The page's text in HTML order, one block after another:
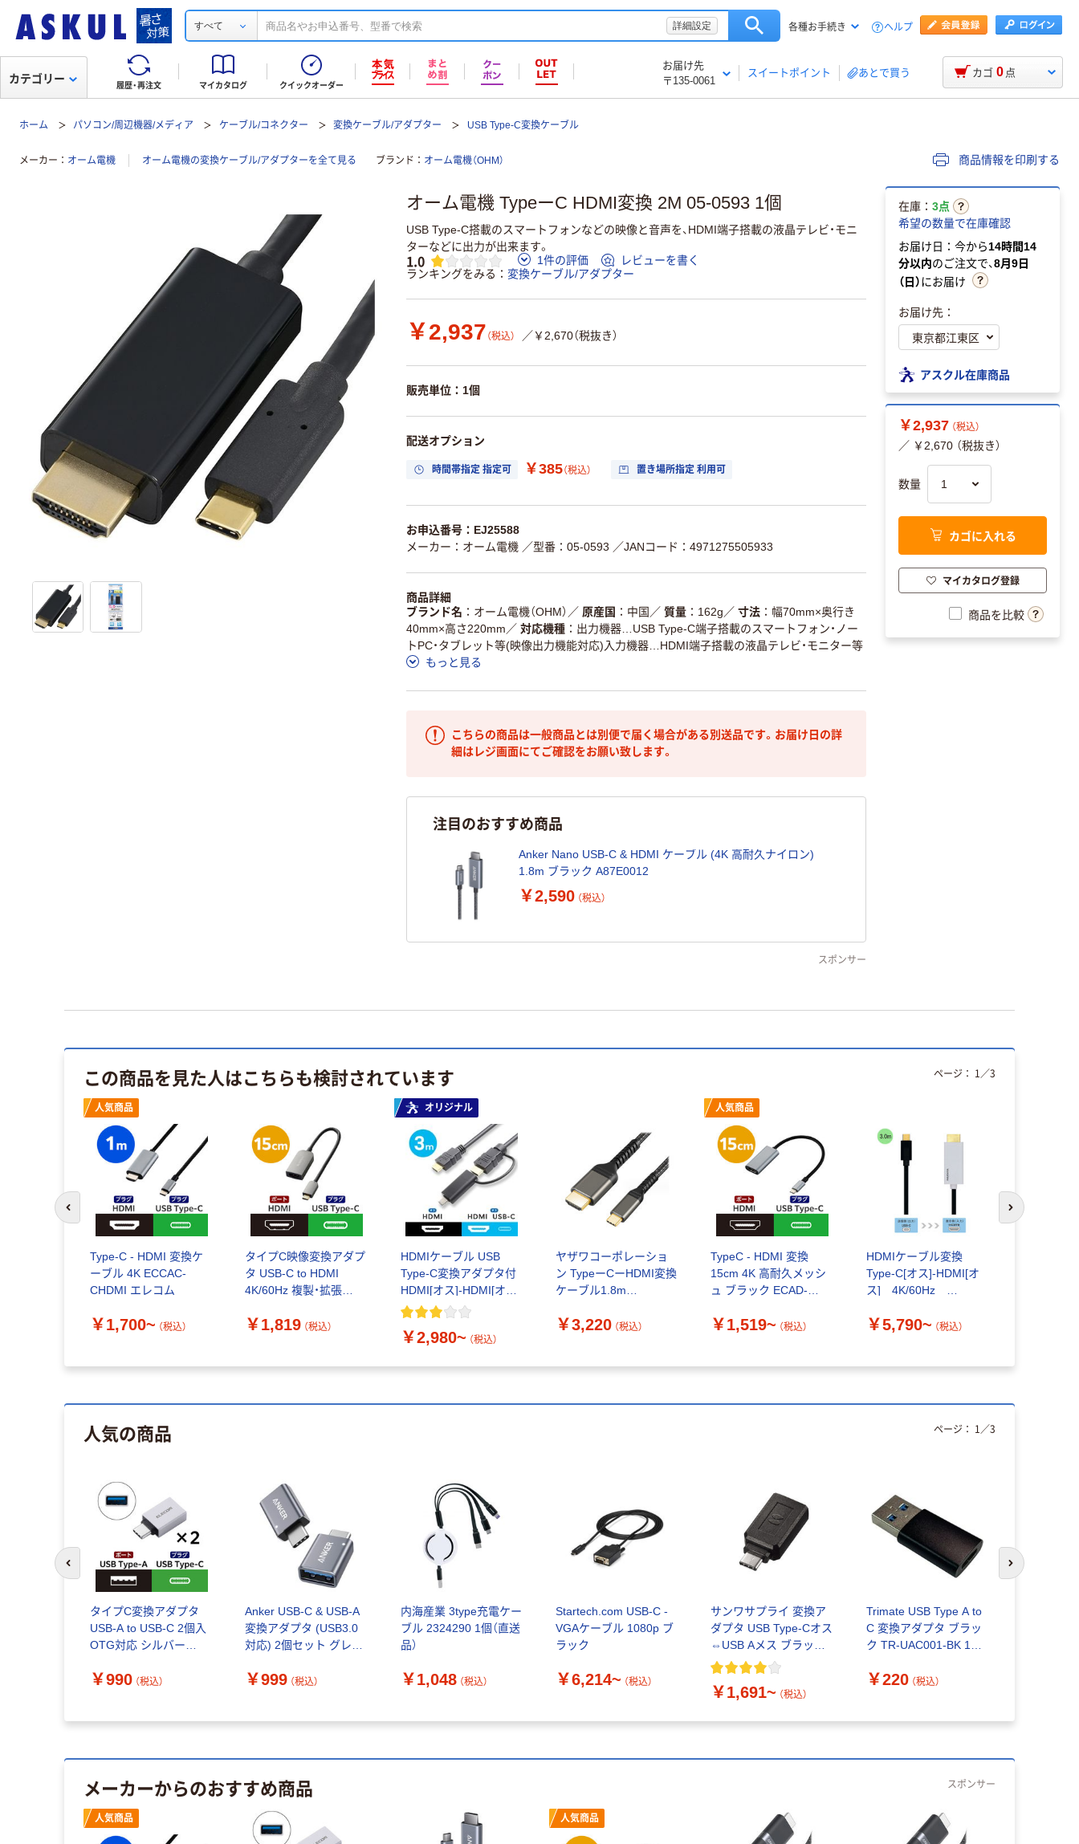
すべて 詳細設定 各種お手続き ヘルプ
履歴・再注文 マイカタログ クイックオーダー
お届け先
〒135-0061
スイートポイント あとで買う
カテゴリー カゴ 0 点
ホーム パソコン/周辺機器/メディア ケーブル/コネクター 変換ケーブル/アダプター USB Type-C変換ケーブル
メーカー オーム電機 オーム電機の変換ケーブル/アダプターを全て見る ブランド オーム電機（OHM） 商品情報を印刷する
オーム電機 TypeーC HDMI変換 2M 05-0593 1個
USB Type-C搭載のスマートフォンなどの映像と音声を、HDMI端子搭載の液晶テレビ・モニ
ターなどに出力が出来ます。
1.0 1件の評価
レビューを書く
ランキングをみる
変換ケーブル/アダプター
￥2,937 （税込） ／￥2,670（税抜き）
販売単位：1個
配送オプション
時間帯指定 指定可 ￥385（税込） 置き場所指定 利用可
お申込番号：EJ25588
メーカー：オーム電機 ／型番：05-0593 ／JANコード：4971275505933
商品詳細
ブランド名
オーム電機（OHM） ／ 原産国 中国 ／ 質量 162g ／ 寸法
幅70mm×奥行き
40mm×高さ220mm ／ 対応機種
出力機器…USB Type-C端子搭載のスマートフォン・ノー
トPC・タブレット等(映像出力機能対応)入力機器…HDMI端子搭載の液晶テレビ・モニター等
もっと見る
こちらの商品は一般商品とは別便で届く場合がある別送品です。お届け日の詳
細はレジ画面にてご確認をお願い致します。
注目のおすすめ商品
Anker Nano USB-C & HDMI ケーブル (4K 高耐久ナイロン)
1.8m ブラック A87E0012
￥2,590 （税込）
スポンサー
在庫： 3点
希望の数量で在庫確認
お届け日：今から14時間14
分以内のご注文で、8月9日
（日）にお届け
お届け先：
アスクル在庫商品
￥2,937 （税込）
／ ￥2,670 （税抜き）
数量
カゴに入れる
マイカタログ登録
商品を比較
この商品を見た人はこちらも検討されています
人気商品
Type-C - HDMI 変換ケ
ーブル 4K ECCAC-
CHDMI エレコム
￥1,700~ （税込）
タイプC映像変換アダプ
タ USB-C to HDMI
4K/60Hz 複製・拡張
レコム 1個
￥1,819 （税込）
オリジナル
HDMIケーブル USB
Type-C変換アダプタ付
HDMI[オス]-HDMI[オス]
＋USB-C変換 アスクル
￥2,980~ （税込）
ヤザワコーポレーショ
ン TypeーCーHDMI変換
ケーブル1.8m
￥3,220 （税込）
人気商品
TypeC - HDMI 変換
15cm 4K 高耐久メッシ
ュ ブラック ECAD-
￥1,519~ （税込）
HDMIケーブル変換
Type-C[オス]-HDMI[オ
ス] 4K/60Hz
￥5,790~ （税込）
ページ： 1 ／3
前のスライドへ 次のスライド
人気の商品
タイプC変換アダプタ
USB-A to USB-C 2個入
OTG対応 シルバー
レコム 1個
￥990 （税込）
Anker USB-C & USB-A
変換アダプタ (USB3.0
対応) 2個セット グレー
￥999 （税込）
内海産業 3type充電ケー
ブル 2324290 1個（直送
品）
￥1,048 （税込）
Startech.com USB-C -
VGAケーブル 1080p ブ
ラック
￥6,214~ （税込）
サンワサプライ 変換ア
ダプタ USB Type-Cオス
⇔USB Aメス ブラック
USB3.0 AD-USB CAF
￥1,691~ （税込）
Trimate USB Type A to
C 変換アダプタ ブラッ
ク TR-UAC001-BK 1個
￥220 （税込）
ページ： 1 ／3
前のスライドへ 次のスライド
メーカーからのおすすめ商品 スポンサー
人気商品 人気商品